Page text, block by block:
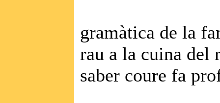
gramàtica de la
rau a la cuina del
saber coure fa